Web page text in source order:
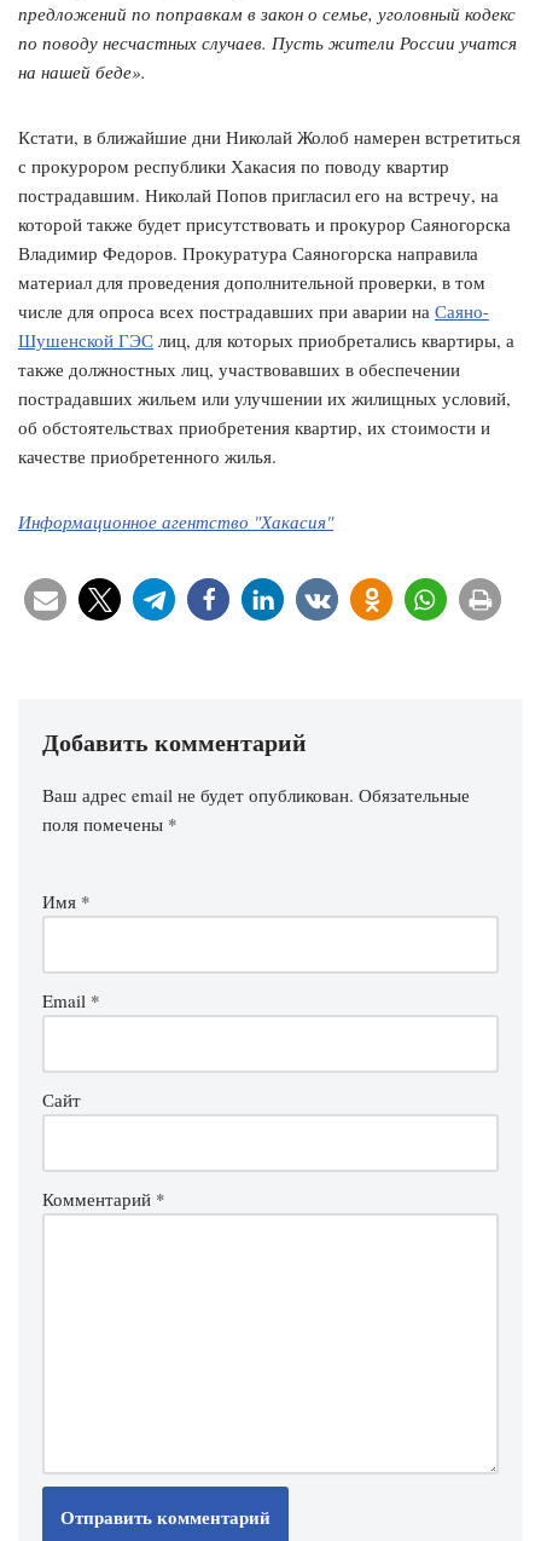
предложений по поправкам в закон о семье, уголовный кодекс
по поводу несчастных случаев. Пусть жители России учатся
на нашей беде».
Кстати, в ближайшие дни Николай Жолоб намерен встретиться
с прокурором республики Хакасия по поводу квартир
пострадавшим. Николай Попов пригласил его на встречу, на
которой также будет присутствовать и прокурор Саяногорска
Владимир Федоров. Прокуратура Саяногорска направила
материал для проведения дополнительной проверки, в том
числе для опроса всех пострадавших при аварии на Саяно-
Шушенской ГЭС лиц, для которых приобретались квартиры, а
также должностных лиц, участвовавших в обеспечении
пострадавших жильем или улучшении их жилищных условий,
об обстоятельствах приобретения квартир, их стоимости и
качестве приобретенного жилья.
Информационное агентство "Хакасия"
Добавить комментарий
Ваш адрес email не будет опубликован. Обязательные
поля помечены *
Имя *
Email *
Сайт
Комментарий *